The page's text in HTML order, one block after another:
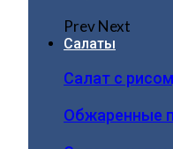
PrevNext
Салаты
Салат с
Обжаренные